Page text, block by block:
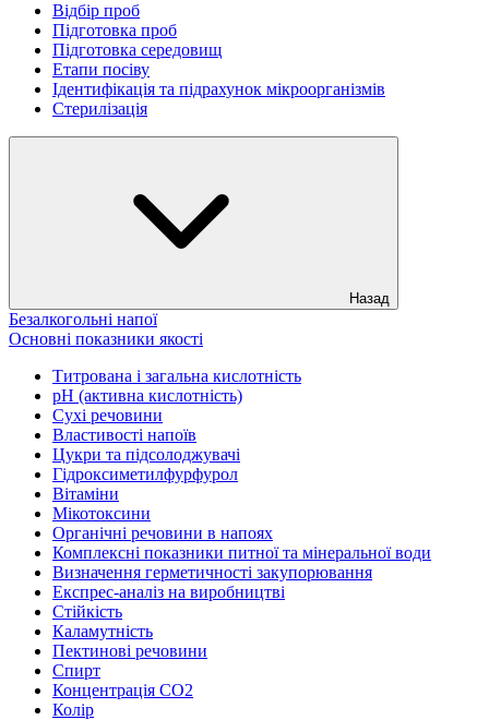
Відбір проб
Підготовка проб
Підготовка середовищ
Етапи посіву
Ідентифікація та підрахунок мікроорганізмів
Стерилізація
Назад
Безалкогольні напої
Основні показники якості
Титрована і загальна кислотність
рН (активна кислотність)
Сухі речовини
Властивості напоїв
Цукри та підсолоджувачі
Гідроксиметилфурфурол
Вітаміни
Мікотоксини
Органічні речовини в напоях
Комплексні показники питної та мінеральної води
Визначення герметичності закупорювання
Експрес-аналіз на виробництві
Стійкість
Каламутність
Пектинові речовини
Спирт
Концентрація СО2
Колір